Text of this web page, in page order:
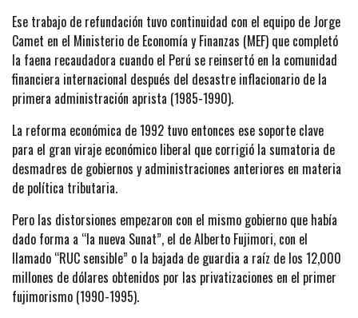
Ese trabajo de refundación tuvo continuidad con el equipo de Jorge
Camet en el Ministerio de Economía y Finanzas (MEF) que completó
la faena recaudadora cuando el Perú se reinsertó en la comunidad
financiera internacional después del desastre inflacionario de la
primera administración aprista (1985-1990).
La reforma económica de 1992 tuvo entonces ese soporte clave
para el gran viraje económico liberal que corrigió la sumatoria de
desmadres de gobiernos y administraciones anteriores en materia
de política tributaria.
Pero las distorsiones empezaron con el mismo gobierno que había
dado forma a “la nueva Sunat”, el de Alberto Fujimori, con el
llamado “RUC sensible” o la bajada de guardia a raíz de los 12,000
millones de dólares obtenidos por las privatizaciones en el primer
fujimorismo (1990-1995).